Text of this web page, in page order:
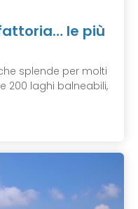
le più
splende per molti
200 laghi balneabili,